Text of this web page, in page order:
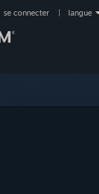
se connecter langue